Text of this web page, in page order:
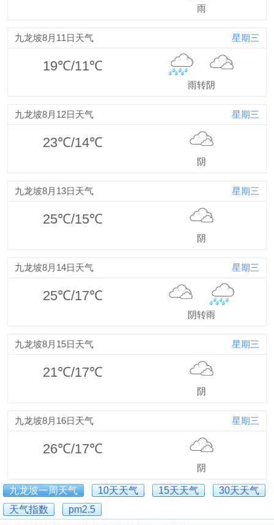
雨
九龙坡8月11日天气 星期三
19℃/11℃
雨转阴
九龙坡8月12日天气 星期三
23℃/14℃
阴
九龙坡8月13日天气 星期三
25℃/15℃
阴
九龙坡8月14日天气 星期三
25℃/17℃
阴转雨
九龙坡8月15日天气 星期三
21℃/17℃
阴
九龙坡8月16日天气 星期三
26℃/17℃
阴
九龙坡一周天气 10天天气 15天天气
30天天气
天气指数
pm2.5